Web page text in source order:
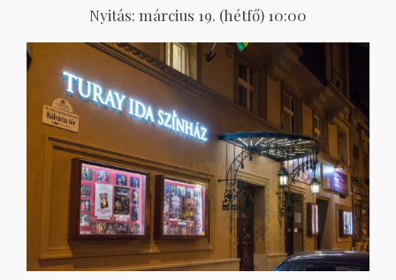
Nyitás: március 19. (hétfő) 10:00